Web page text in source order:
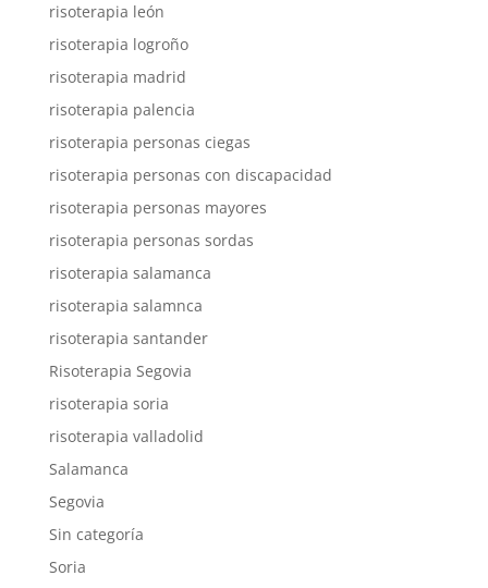
risoterapia león
risoterapia logroño
risoterapia madrid
risoterapia palencia
risoterapia personas ciegas
risoterapia personas con discapacidad
risoterapia personas mayores
risoterapia personas sordas
risoterapia salamanca
risoterapia salamnca
risoterapia santander
Risoterapia Segovia
risoterapia soria
risoterapia valladolid
Salamanca
Segovia
Sin categoría
Soria